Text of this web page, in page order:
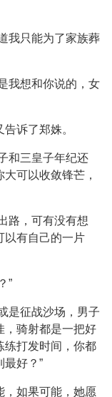
我只能为了家族葬
我想和你说的，女
诉了郑姝。
和三皇子年纪还
可以收敛锋芒，
路，可有没有想
以有自己的一片
”
是征战沙场，男子
，骑射都是一把好
练打发时间，你都
好？”
，如果可能，她愿